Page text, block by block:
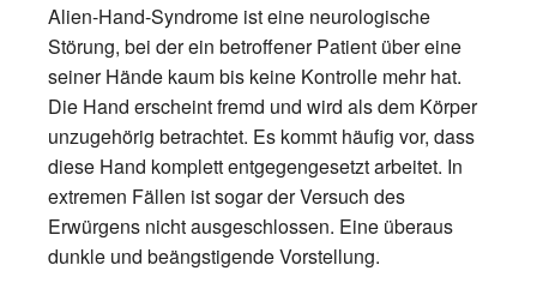
Alien-Hand-Syndrome ist eine neurologische
Störung, bei der ein betroffener Patient über eine
seiner Hände kaum bis keine Kontrolle mehr hat.
Die Hand erscheint fremd und wird als dem Körper
unzugehörig betrachtet. Es kommt häufig vor, dass
diese Hand komplett entgegengesetzt arbeitet. In
extremen Fällen ist sogar der Versuch des
Erwürgens nicht ausgeschlossen. Eine überaus
dunkle und beängstigende Vorstellung.